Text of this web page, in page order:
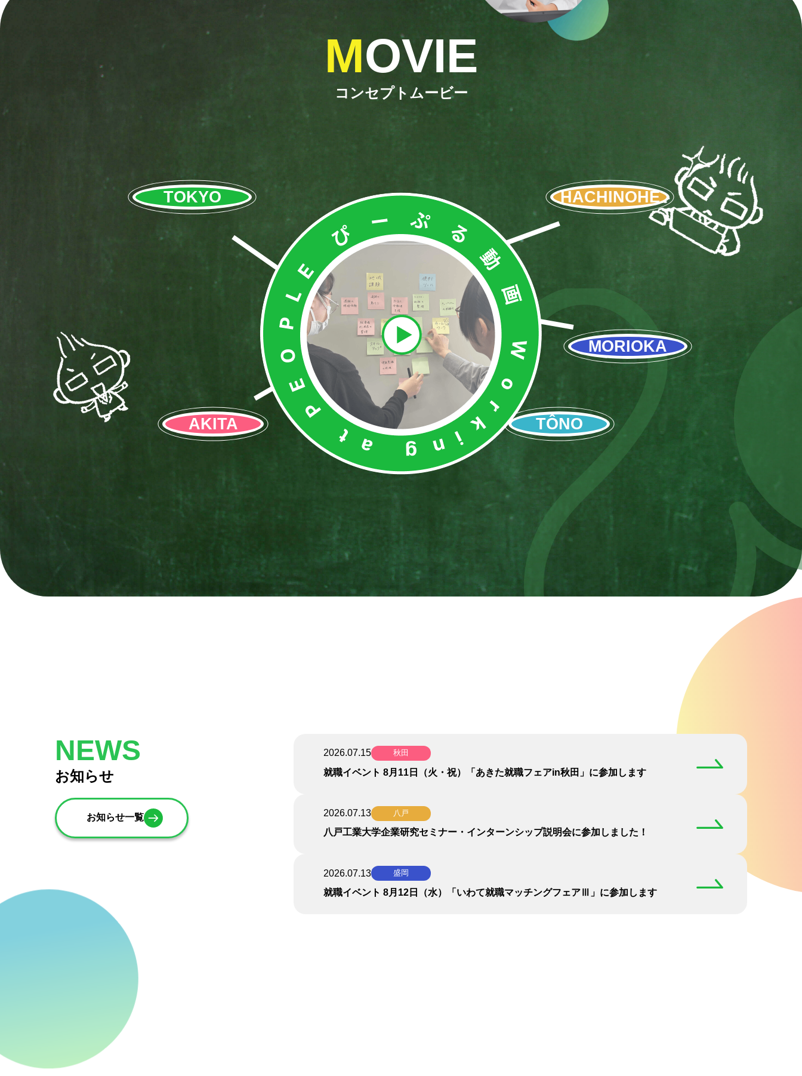
MOVIE
コンセプトムービー
TOKYO
TÔNO
MORIOKA
AKITA
HACHINOHE
NEWS
お知らせ
お知らせ一覧
2026.07.15 秋田
就職イベント 8月11日（火・祝）「あきた就職フェアin秋田」に参加します
2026.07.13 八戸
八戸工業大学企業研究セミナー・インターンシップ説明会に参加しました！
2026.07.13 盛岡
就職イベント 8月12日（水）「いわて就職マッチングフェアⅢ」に参加します